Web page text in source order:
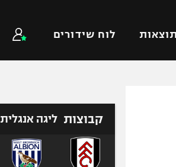
תוצאות לוח שידורים
טניס
כדוריד
כדורעף
קבוצות ליגה אנגלית